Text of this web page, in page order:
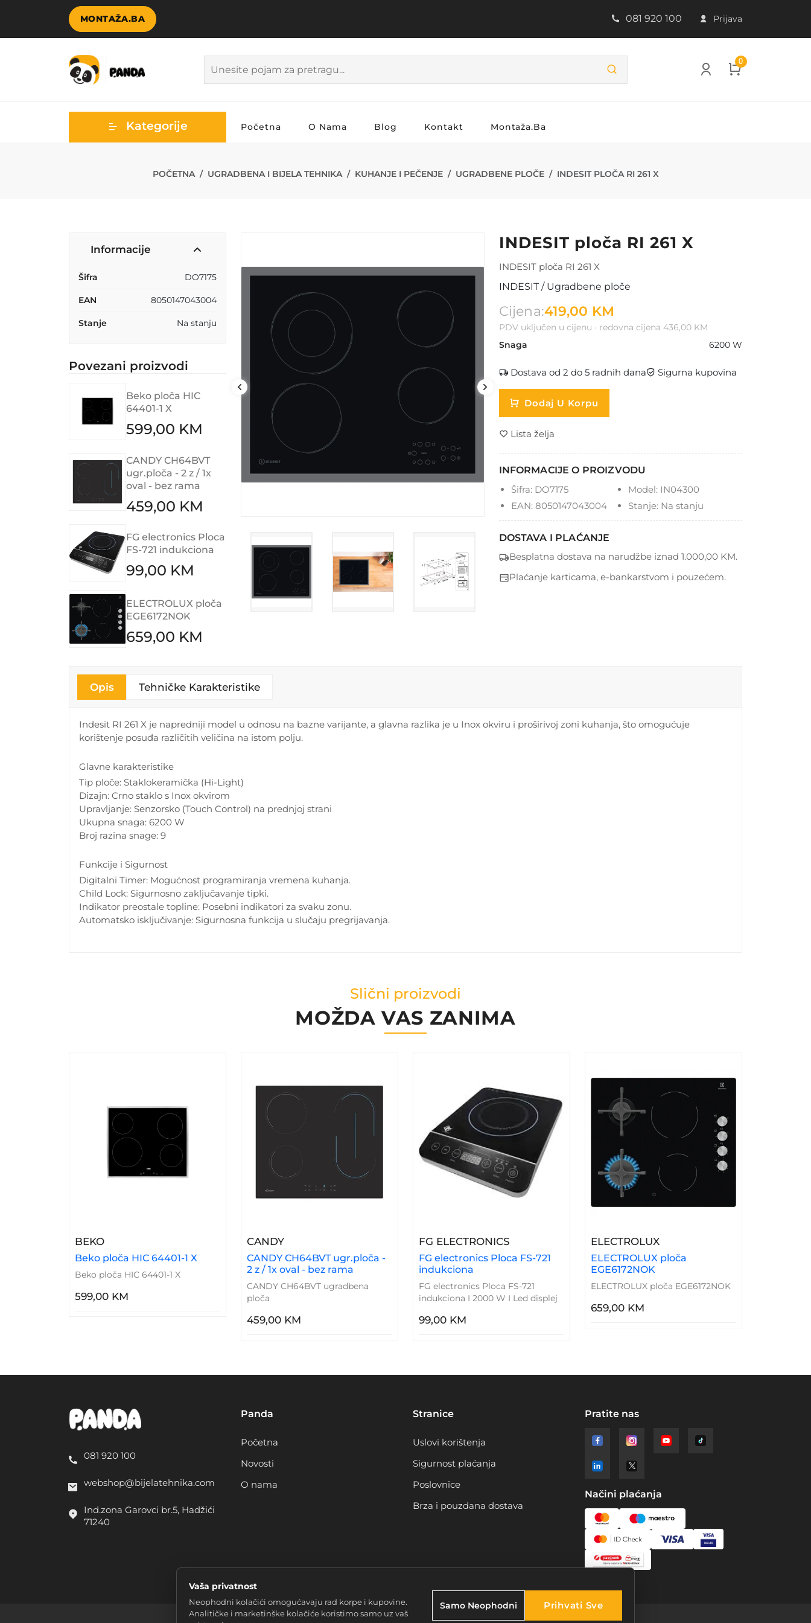
MONTAŽA.BA 081 920 100 Prijava
0
Kategorije Početna O Nama Blog Kontakt Montaža.ba
INDESIT PLOČA RI 261 X
POČETNA UGRADBENA I BIJELA TEHNIKA KUHANJE I PEČENJE UGRADBENE PLOČE INDESIT PLOČA RI 261 X
Informacije
Šifra DO7175
EAN 8050147043004
Stanje Na stanju
Povezani proizvodi
Beko ploča HIC
64401-1 X
599,00 KM
CANDY CH64BVT
ugr.ploča - 2 z / 1x
oval - bez rama
459,00 KM
FG electronics Ploca
FS-721 indukciona
99,00 KM
ELECTROLUX ploča
EGE6172NOK
659,00 KM
INDESIT ploča RI 261 X
INDESIT ploča RI 261 X
INDESIT / Ugradbene ploče
Cijena:419,00 KM
PDV uključen u cijenu · redovna cijena 436,00 KM
Snaga
6200 W
Dostava od 2 do 5 radnih dana Sigurna kupovina
Dodaj U Korpu
Lista želja
INFORMACIJE O PROIZVODU
Šifra:DO7175 Model:IN04300
EAN:8050147043004 Stanje:Na stanju
DOSTAVA I PLAĆANJE
Besplatna dostava na narudžbe iznad 1.000,00 KM.
Plaćanje karticama, e-bankarstvom i pouzećem.
Opis Tehničke Karakteristike
Indesit RI 261 X je napredniji model u odnosu na bazne varijante, a glavna razlika je u Inox okviru i proširivoj zoni kuhanja, što omogućuje
korištenje posuđa različitih veličina na istom polju.
Glavne karakteristike
Tip ploče: Staklokeramička (Hi-Light)
Dizajn: Crno staklo s Inox okvirom
Upravljanje: Senzorsko (Touch Control) na prednjoj strani
Ukupna snaga: 6200 W
Broj razina snage: 9
Funkcije i Sigurnost
Digitalni Timer: Mogućnost programiranja vremena kuhanja.
Child Lock: Sigurnosno zaključavanje tipki.
Indikator preostale topline: Posebni indikatori za svaku zonu.
Automatsko isključivanje: Sigurnosna funkcija u slučaju pregrijavanja.
Slični proizvodi
MOŽDA VAS ZANIMA
BEKO– Beko Ploča HIC 64401-1 X
Beko ploča HIC 64401-1 X
Beko ploča HIC 64401-1 X
599,00 KM
CANDY– CANDY CH64BVT Ugr.ploča - 2 Z / 1x Oval - Bez Rama
CANDY CH64BVT ugr.ploča -
2 z / 1x oval - bez rama
CANDY CH64BVT ugradbena
ploča
459,00 KM
FG ELECTRONICS– FG Electronics Ploca FS-721 Indukciona
FG electronics Ploca FS-721
indukciona
FG electronics Ploca FS-721
indukciona I 2000 W I Led displej
99,00 KM
ELECTROLUX– ELECTROLUX Ploča
ELECTROLUX ploča
EGE6172NOK
ELECTROLUX ploča EGE6172NOK
659,00 KM
081 920 100
webshop@bijelatehnika.com
Ind.zona Garovci br.5, Hadžići
71240
Panda
Početna
Novosti
O nama
Stranice
Uslovi korištenja
Sigurnost plaćanja
Poslovnice
Brza i pouzdana dostava
Pratite nas
Načini plaćanja
Vaša privatnost
Neophodni kolačići omogućavaju rad korpe i kupovine.
Analitičke i marketinške kolačiće koristimo samo uz vaš
Samo Neophodni Prihvati Sve